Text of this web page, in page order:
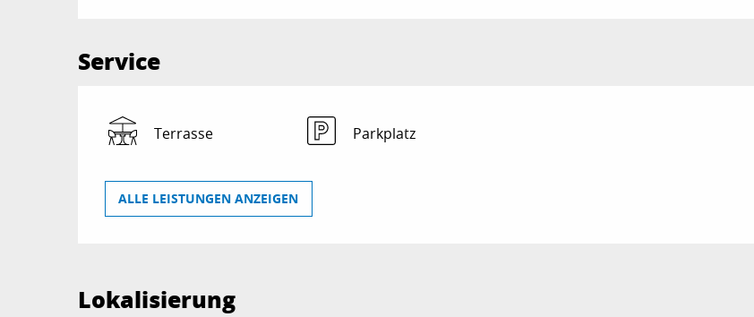
Service
Terrasse Parkplatz
ALLE LEISTUNGEN ANZEIGEN
Lokalisierung